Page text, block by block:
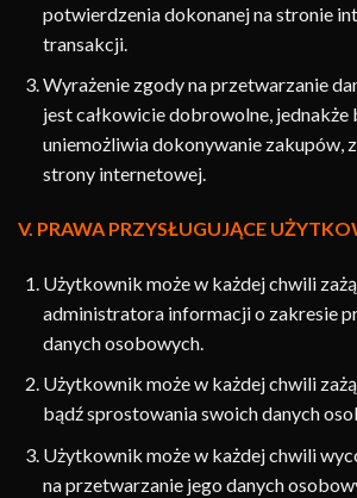
potwierdzenia dokonanej na stronie
transakcji.
Wyrażenie zgody na przetwarzanie
jest całkowicie dobrowolne, jednakże
uniemożliwia dokonywanie zakupów,
strony internetowej.
V. PRAWA PRZYSŁUGUJĄCE
Użytkownik może w każdej chwili
administratora informacji o zakresie
danych osobowych.
Użytkownik może w każdej chwili
bądź sprostowania swoich danych
Użytkownik może w każdej chwili
na przetwarzanie jego danych